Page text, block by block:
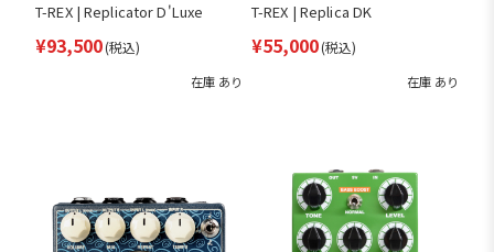
T-REX | Replicator D'Luxe
¥93,500(税込)
在庫 あり
T-REX | Replica DK
¥55,000(税込)
在庫 あり